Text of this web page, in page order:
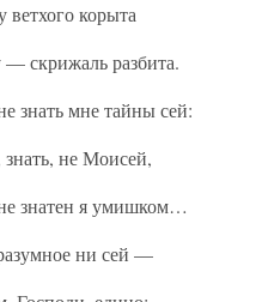
ветхого корыта
скрижаль разбита.
знать мне тайны сей:
не Моисей,
знатен я умишком…
ни сей —